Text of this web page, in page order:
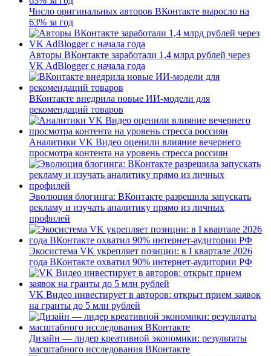
Число оригинальных авторов ВКонтакте выросло на
63% за год
Авторы ВКонтакте заработали 1,4 млрд рублей через
VK AdBlogger с начала года
ВКонтакте внедрила новые ИИ-модели для
рекомендаций товаров
Аналитики VK Видео оценили влияние вечернего
просмотра контента на уровень стресса россиян
Эволюция блогинга: ВКонтакте разрешила запускать
рекламу и изучать аналитику прямо из личных
профилей
Экосистема VK укрепляет позиции: в I квартале 2026
года ВКонтакте охватил 90% интернет-аудитории РФ
VK Видео инвестирует в авторов: открыт прием заявок
на гранты до 5 млн рублей
Дизайн — лидер креативной экономики: результаты
масштабного исследования ВКонтакте